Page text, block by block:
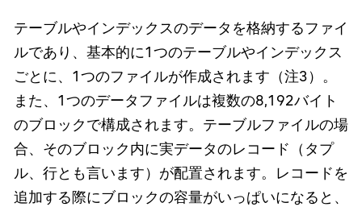
テーブルやインデックスのデータを格納するファイ
ルであり、基本的に1つのテーブルやインデックス
ごとに、1つのファイルが作成されます（注3）。
また、1つのデータファイルは複数の8,192バイト
のブロックで構成されます。テーブルファイルの場
合、そのブロック内に実データのレコード（タプ
ル、行とも言います）が配置されます。レコードを
追加する際にブロックの容量がいっぱいになると、